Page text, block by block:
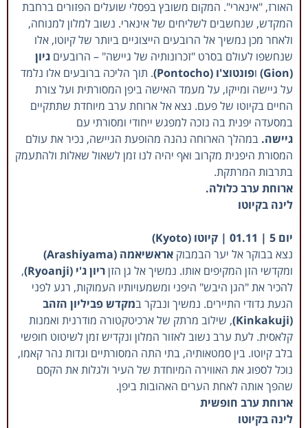
האורז, "אינארי". המקום משובץ בפסלי שועלים הפזורים ברחבת
המקדש, שנחשבים לשליחים של אינארי. נשוב למלון למנוחה,
ולאחר מכן נמשיך אל הרובעים הייצוגיים ביותר של קיוטו, אלו
שנחשפו לעולם בסרט "זכרונותיה של גיישה" – הרובעים גיון
(Gion)
ופונטוצ'ו (Pontocho)
. תוך הליכה ברובעים אלו נלמד
על גיישה ומייקו, על מעמד האישה ביפן המסורתית ועל צורת
החיים בקיוטו של פעם. נצא אל ארוחת ערב מיוחדת שתתקיים
במסעדה יפנית בה נזכה למפגש ייחודי ומסורתי עם
גיישה. במהלך הארוחה נהנה מהופעת הגיישה, נכיר את עולם
המסורת היפנית מקרוב ואף יהיה לנו זמן לשאול שאלות ולהתעמק
בתרבות המרתקת.
ארוחת ערב כלולה.
לינה בקיוטו
יום 5 | 01.11 | קיוטו (Kyoto)
נצא בבוקר אל יער הבמבוק אראשיאמה (Arashiyama)
ומקדשי הזן המקיפים אותו. נמשיך אל גן הזןריון ג'י (Ryoanji)
,
להכיר את "הגן היבש" היפני ומשמעויותיו העמוקות, רגע לפני
הגעת גדודי התיירים. נמשיך ונבקר במקדש פביליון הזהב
(Kinkakuji)
, שילוב מרתק של ארכיטקטורה מודרנית ואמנות
קלאסית. לעת ערב נשוב לאזור המלון ונקדיש זמן לשיטוט חופשי
בלב קיוטו. בין סמטאותיה, בתי התה המסורתיים וגדות נהר קאמו,
נוכל לספוג את האווירה המיוחדת של העיר ולגלות את הקסם
שהפך אותה לאחת הערים האהובות ביפן.
ארוחת ערב חופשית
לינה בקיוטו